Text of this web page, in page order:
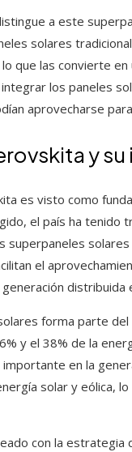
a este
solares
que las convierte
los paneles
aprovecharse
y
es visto como
el país ha tenido
superpaneles
el
forma parte
y el 38% de la
en la
solar y eólica,
con la estrategia